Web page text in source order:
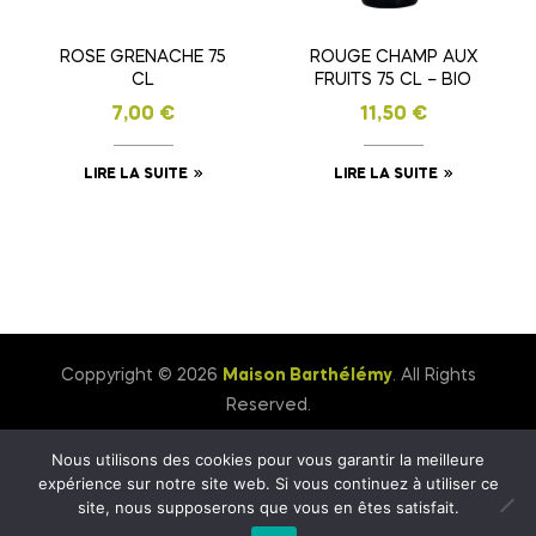
ROSE GRENACHE 75
CL
7,00 €
LIRE LA SUITE
ROUGE CHAMP AUX
FRUITS 75 CL – BIO
11,50 €
LIRE LA SUITE
Coppyright © 2026 Maison Barthélémy. All Rights
Reserved.
Nous utilisons des cookies pour vous garantir la meilleure
expérience sur notre site web. Si vous continuez à utiliser ce
site, nous supposerons que vous en êtes satisfait.